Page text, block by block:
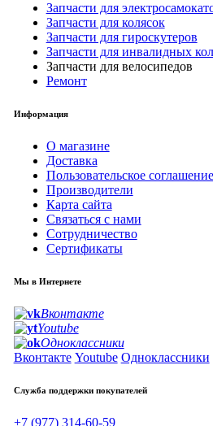
Запчасти для
Запчасти для колясок
Запчасти для гироскутеров
Запчасти для инвалидных
Запчасти для велосипедов
Ремонт
Информация
О магазине
Доставка
Пользовательское соглашение
Производители
Карта сайта
Связаться с нами
Сотрудничество
Сертификаты
Мы в Интернете
Вконтакте
Youtube
Одноклассники
Вконтакте Youtube Одноклассники
Служба поддержки покупателей
+7 (977) 314-60-59